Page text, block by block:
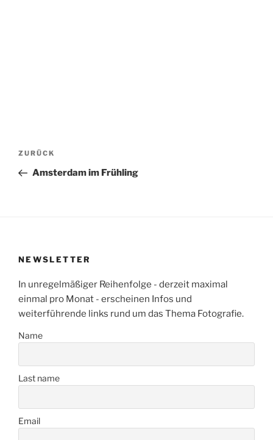
Beitragsnavigation
Vorheriger
Beitrag
ZURÜCK
Amsterdam im Frühling
NEWSLETTER
In unregelmäßiger Reihenfolge - derzeit maximal
einmal pro Monat - erscheinen Infos und
weiterführende links rund um das Thema Fotografie.
Name
Last name
Email